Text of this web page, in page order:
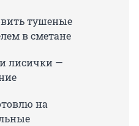
тушеные
в сметане
лисички —
на